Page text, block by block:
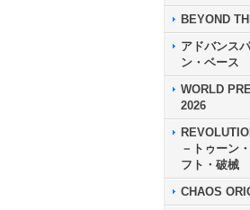
BEYOND
アドバンス
ン・ベース
WORLD
2026
－トゥーン
フト・破械
CHAOS